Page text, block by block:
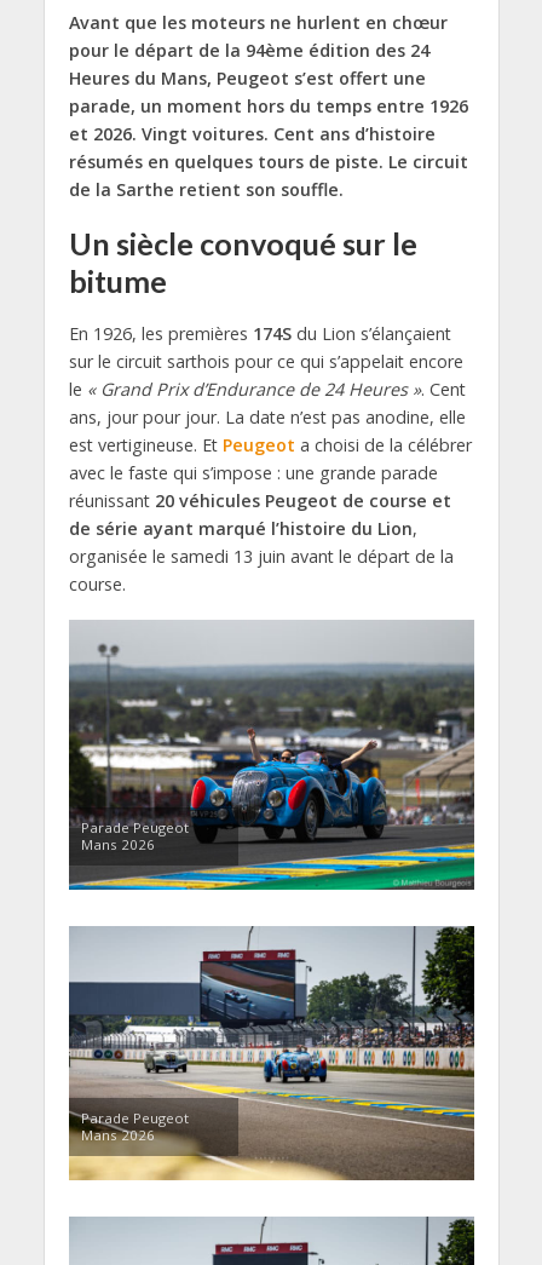
Avant que les moteurs ne hurlent en chœur
pour le départ de la 94ème édition des 24
Heures du Mans, Peugeot s’est offert une
parade, un moment hors du temps entre 1926
et 2026. Vingt voitures. Cent ans d’histoire
résumés en quelques tours de piste. Le circuit
de la Sarthe retient son souffle.
Un siècle convoqué sur le
bitume
En 1926, les premières 174Sdu Lion s’élançaient
sur le circuit sarthois pour ce qui s’appelait encore
le « Grand Prix d’Endurance de 24 Heures ». Cent
ans, jour pour jour. La date n’est pas anodine, elle
est vertigineuse. Et Peugeot a choisi de la célébrer
avec le faste qui s’impose : une grande parade
réunissant 20 véhicules Peugeot de course et
de série ayant marqué l’histoire du Lion,
organisée le samedi 13 juin avant le départ de la
course.
Parade Peugeot
Mans 2026
Parade Peugeot
Mans 2026